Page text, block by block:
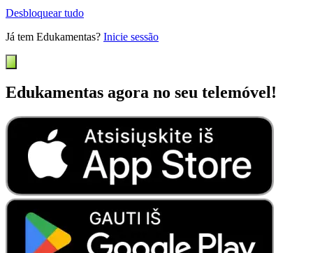
Desbloquear tudo
Já tem Edukamentas? Inicie sessão
Edukamentas agora no seu telemóvel!